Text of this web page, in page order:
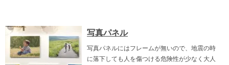
写真パネル
写真パネルにはフレームが無いので、地震の時
に落下しても人を傷つける危険性が少なく大人